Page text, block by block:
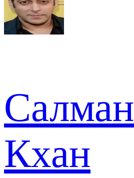
Салман
Кхан